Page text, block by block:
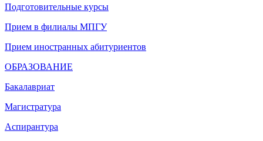
Подготовительные курсы
Прием в филиалы МПГУ
Прием иностранных абитуриентов
ОБРАЗОВАНИЕ
Бакалавриат
Магистратура
Аспирантура